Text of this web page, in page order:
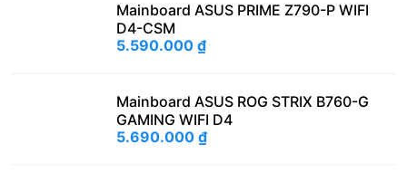
Mainboard ASUS PRIME Z790-P WIFI
D4-CSM
5.590.000 ₫
Mainboard ASUS ROG STRIX B760-G
GAMING WIFI D4
5.690.000 ₫